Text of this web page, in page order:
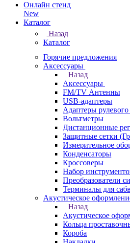
Онлайн стенд
New
Каталог
Назад
Каталог
Горячие предложения
Аксессуары
Назад
Аксессуары
FM/TV Антенны
USB-адаптеры
Адаптеры
Вольтметры
Дистанционные
Защитные сетки
Измерительное
Конденсаторы
Кроссоверы
Набор
Преобразователи
Терминалы для
Акустическое
Назад
Акустическое
Кольца
Короба